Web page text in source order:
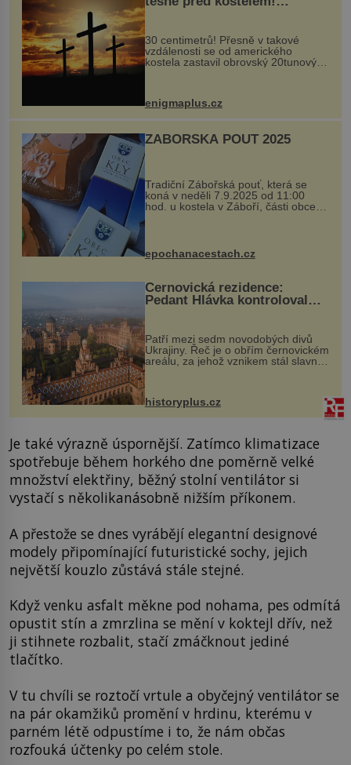
Ochránila ho boží síla?
30 centimetrů! Přesně v takové
vzdálenosti se od amerického
kostela zastavil obrovský 20tunový
...
enigmaplus.cz
ZÁBOŘSKÁ POUŤ 2025
Tradiční Zábořská pouť, která se
koná v neděli 7.9.2025 od 11:00
hod. u kostela v Záboří, části obce
Kly u Mělníka. V programu naleznete
komentovanou prohlídku kostela,
epochanacestach.cz
Černovická rezidence:
Pedant Hlávka kontroloval
Patří mezi sedm novodobých divů
Ukrajiny. Řeč je o obřím černovickém
areálu, za jehož vznikem stál slavný
český architekt Josef Hlávka. Ten si
na něm dal mimořádně záležet. Jeho
historyplus.cz
Je také výrazně úspornější. Zatímco klimatizace
spotřebuje během horkého dne poměrně velké
množství elektřiny, běžný stolní ventilátor si
vystačí s několikanásobně nižším příkonem.
A přestože se dnes vyrábějí elegantní designové
modely připomínající futuristické sochy, jejich
největší kouzlo zůstává stále stejné.
Když venku asfalt měkne pod nohama, pes odmítá
opustit stín a zmrzlina se mění v koktejl dřív, než
ji stihnete rozbalit, stačí zmáčknout jediné
tlačítko.
V tu chvíli se roztočí vrtule a obyčejný ventilátor se
na pár okamžiků promění v hrdinu, kterému v
parném létě odpustíme i to, že nám občas
rozfouká účtenky po celém stole.